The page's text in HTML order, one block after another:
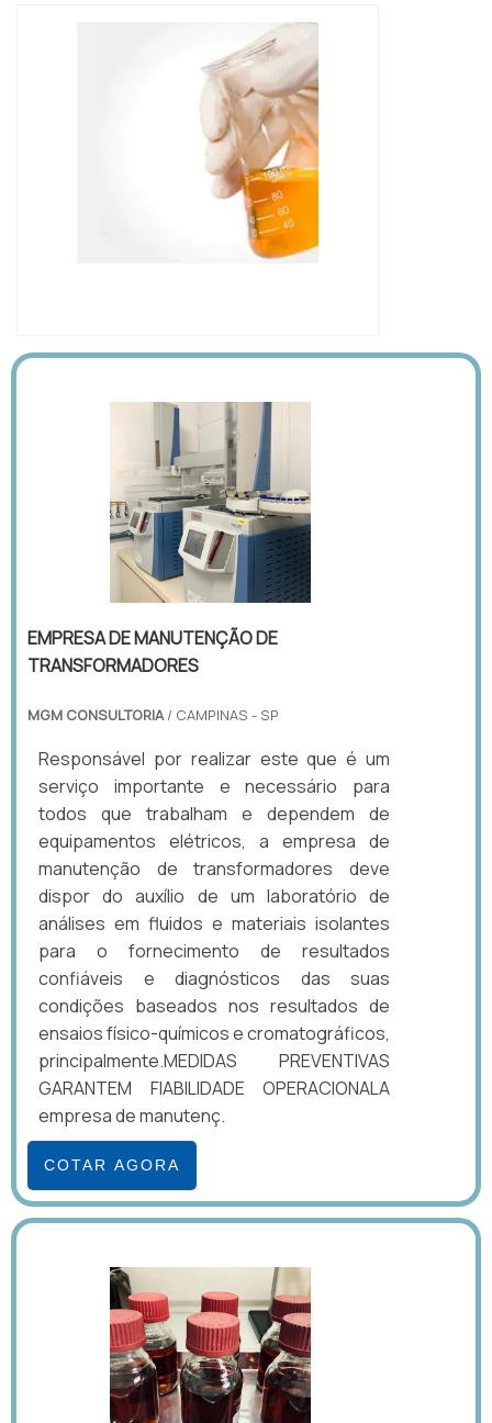
EMPRESA DE MANUTENÇÃO DE
TRANSFORMADORES
MGM CONSULTORIA/ CAMPINAS - SP
Responsável por realizar este que é um
serviço importante e necessário para
todos que trabalham e dependem de
equipamentos elétricos, a empresa de
manutenção de transformadores deve
dispor do auxílio de um laboratório de
análises em fluidos e materiais isolantes
para o fornecimento de resultados
confiáveis e diagnósticos das suas
condições baseados nos resultados de
ensaios físico-químicos e cromatográficos,
principalmente.MEDIDAS PREVENTIVAS
GARANTEM FIABILIDADE OPERACIONALA
empresa de manutenç.
COTAR AGORA